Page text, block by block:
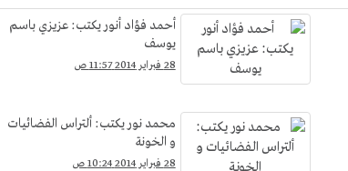
أحمد فؤاد أنور يكتب: عزيزي باسم
يوسف
28 فبراير 2014 11:57 ص
محمد نور يكتب: ألتراس الفضائيات
و الخونة
28 فبراير 2014 10:24 ص